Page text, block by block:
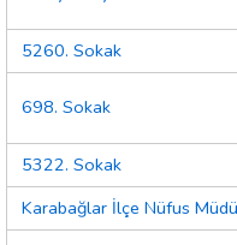
5260. Sokak
698. Sokak
5322. Sokak
Karabağlar İlçe Nüfus